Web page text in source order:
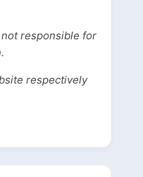
not responsible for
respectively